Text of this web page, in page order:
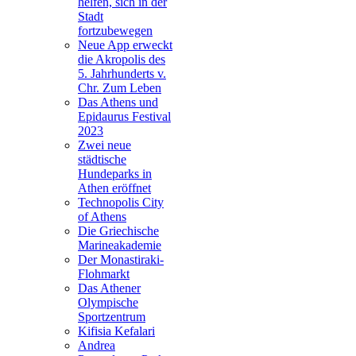
Stadt
fortzubewegen
Neue App erweckt
die Akropolis des
5. Jahrhunderts v.
Chr. Zum Leben
Das Athens und
Epidaurus Festival
2023
Zwei neue
städtische
Hundeparks in
Athen eröffnet
Technopolis City
of Athens
Die Griechische
Marineakademie
Der Monastiraki-
Flohmarkt
Das Athener
Olympische
Sportzentrum
Kifisia Kefalari
Andrea